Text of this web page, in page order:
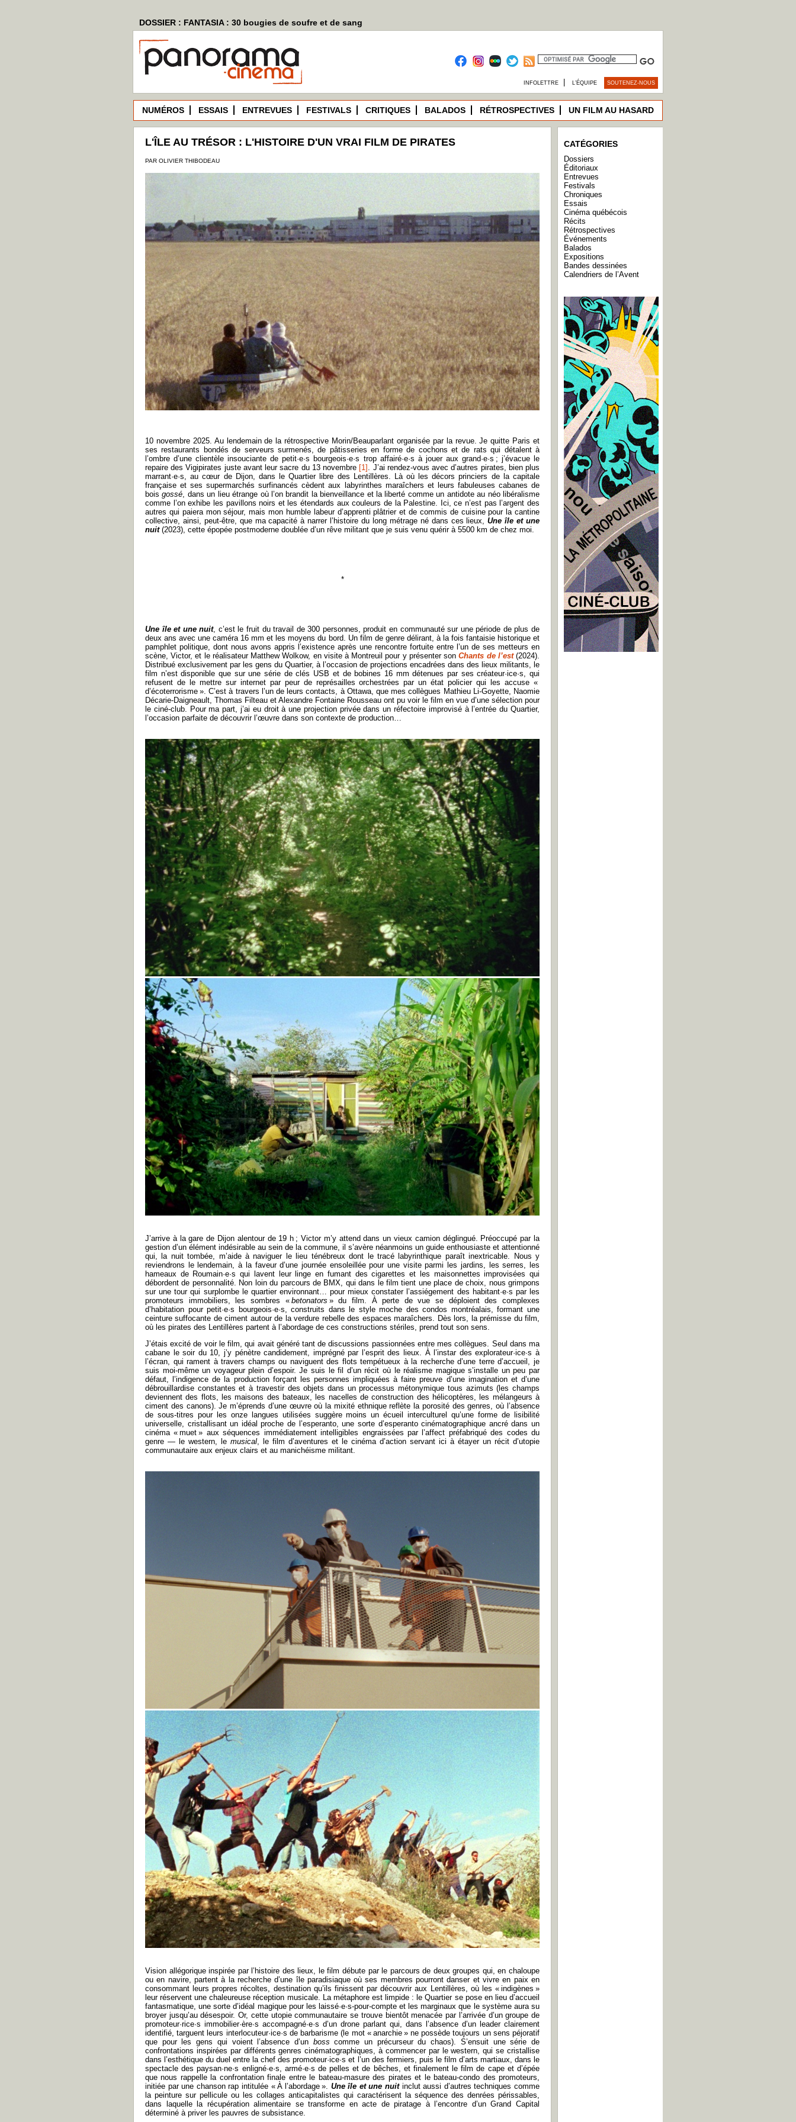
DOSSIER : FANTASIA : 30 bougies de soufre et de sang
INFOLETTRE L’ÉQUIPE SOUTENEZ-NOUS
NUMÉROS ESSAIS ENTREVUES FESTIVALS CRITIQUES BALADOS RÉTROSPECTIVES UN FILM AU HASARD
L'ÎLE AU TRÉSOR : L'HISTOIRE D'UN VRAI FILM DE PIRATES
PAR OLIVIER THIBODEAU
10 novembre 2025. Au lendemain de la rétrospective Morin/Beauparlant organisée par la revue. Je quitte Paris et
ses restaurants bondés de serveurs surmenés, de pâtisseries en forme de cochons et de rats qui détalent à
l’ombre d’une clientèle insouciante de petit·e·s bourgeois·e·s trop affairé·e·s à jouer aux grand·e·s ; j’évacue le
repaire des Vigipirates juste avant leur sacre du 13 novembre [1] . J’ai rendez-vous avec d’autres pirates, bien plus
marrant·e·s, au cœur de Dijon, dans le Quartier libre des Lentillères. Là où les décors princiers de la capitale
française et ses supermarchés surfinancés cèdent aux labyrinthes maraîchers et leurs fabuleuses cabanes de
boisgossé, dans un lieu étrange où l’on brandit la bienveillance et la liberté comme un antidote au néo libéralisme
comme l’on exhibe les pavillons noirs et les étendards aux couleurs de la Palestine. Ici, ce n’est pas l’argent des
autres qui paiera mon séjour, mais mon humble labeur d’apprenti plâtrier et de commis de cuisine pour la cantine
collective, ainsi, peut-être, que ma capacité à narrer l’histoire du long métrage né dans ces lieux,Une île et une
nuit(2023), cette épopée postmoderne doublée d’un rêve militant que je suis venu quérir à 5500 km de chez moi.
*
Une île et une nuit, c’est le fruit du travail de 300 personnes, produit en communauté sur une période de plus de
deux ans avec une caméra 16 mm et les moyens du bord. Un film de genre délirant, à la fois fantaisie historique et
pamphlet politique, dont nous avons appris l’existence après une rencontre fortuite entre l’un de ses metteurs en
scène, Victor, et le réalisateur Matthew Wolkow, en visite à Montreuil pour y présenter sonChants de l’est(2024).
Distribué exclusivement par les gens du Quartier, à l’occasion de projections encadrées dans des lieux militants, le
film n’est disponible que sur une série de clés USB et de bobines 16 mm détenues par ses créateur·ice·s, qui
refusent de le mettre sur internet par peur de représailles orchestrées par un état policier qui les accuse «
d’écoterrorisme ». C’est à travers l’un de leurs contacts, à Ottawa, que mes collègues Mathieu Li-Goyette, Naomie
Décarie-Daigneault, Thomas Filteau et Alexandre Fontaine Rousseau ont pu voir le film en vue d’une sélection pour
le ciné-club. Pour ma part, j’ai eu droit à une projection privée dans un réfectoire improvisé à l’entrée du Quartier,
l’occasion parfaite de découvrir l’œuvre dans son contexte de production…
J’arrive à la gare de Dijon alentour de 19 h ; Victor m’y attend dans un vieux camion déglingué. Préoccupé par la
gestion d’un élément indésirable au sein de la commune, il s’avère néanmoins un guide enthousiaste et attentionné
qui, la nuit tombée, m’aide à naviguer le lieu ténébreux dont le tracé labyrinthique paraît inextricable. Nous y
reviendrons le lendemain, à la faveur d’une journée ensoleillée pour une visite parmi les jardins, les serres, les
hameaux de Roumain·e·s qui lavent leur linge en fumant des cigarettes et les maisonnettes improvisées qui
débordent de personnalité. Non loin du parcours de BMX, qui dans le film tient une place de choix, nous grimpons
sur une tour qui surplombe le quartier environnant… pour mieux constater l’assiégement des habitant·e·s par les
promoteurs immobiliers, les sombres « betonators » du film. À perte de vue se déploient des complexes
d’habitation pour petit·e·s bourgeois·e·s, construits dans le style moche des condos montréalais, formant une
ceinture suffocante de ciment autour de la verdure rebelle des espaces maraîchers. Dès lors, la prémisse du film,
où les pirates des Lentillères partent à l’abordage de ces constructions stériles, prend tout son sens.
J’étais excité de voir le film, qui avait généré tant de discussions passionnées entre mes collègues. Seul dans ma
cabane le soir du 10, j’y pénètre candidement, imprégné par l’esprit des lieux. À l’instar des explorateur·ice·s à
l’écran, qui rament à travers champs ou naviguent des flots tempétueux à la recherche d’une terre d’accueil, je
suis moi-même un voyageur plein d’espoir. Je suis le fil d’un récit où le réalisme magique s’installe un peu par
défaut, l’indigence de la production forçant les personnes impliquées à faire preuve d’une imagination et d’une
débrouillardise constantes et à travestir des objets dans un processus métonymique tous azimuts (les champs
deviennent des flots, les maisons des bateaux, les nacelles de construction des hélicoptères, les mélangeurs à
ciment des canons). Je m’éprends d’une œuvre où la mixité ethnique reflète la porosité des genres, où l’absence
de sous-titres pour les onze langues utilisées suggère moins un écueil interculturel qu’une forme de lisibilité
universelle, cristallisant un idéal proche de l’esperanto, une sorte d’esperanto cinématographique ancré dans un
cinéma « muet » aux séquences immédiatement intelligibles engraissées par l’affect préfabriqué des codes du
genre — le western, le musical, le film d’aventures et le cinéma d’action servant ici à étayer un récit d’utopie
communautaire aux enjeux clairs et au manichéisme militant.
Vision allégorique inspirée par l’histoire des lieux, le film débute par le parcours de deux groupes qui, en chaloupe
ou en navire, partent à la recherche d’une île paradisiaque où ses membres pourront danser et vivre en paix en
consommant leurs propres récoltes, destination qu’ils finissent par découvrir aux Lentillères, où les « indigènes »
leur réservent une chaleureuse réception musicale. La métaphore est limpide : le Quartier se pose en lieu d’accueil
fantasmatique, une sorte d’idéal magique pour les laissé·e·s-pour-compte et les marginaux que le système aura su
broyer jusqu’au désespoir. Or, cette utopie communautaire se trouve bientôt menacée par l’arrivée d’un groupe de
promoteur·rice·s immobilier·ère·s accompagné·e·s d’un drone parlant qui, dans l’absence d’un leader clairement
identifié, targuent leurs interlocuteur·ice·s de barbarisme (le mot « anarchie » ne possède toujours un sens péjoratif
que pour les gens qui voient l’absence d’un boss comme un précurseur du chaos). S’ensuit une série de
confrontations inspirées par différents genres cinématographiques, à commencer par le western, qui se cristallise
dans l’esthétique du duel entre la chef des promoteur·ice·s et l’un des fermiers, puis le film d’arts martiaux, dans le
spectacle des paysan·ne·s enligné·e·s, armé·e·s de pelles et de bêches, et finalement le film de cape et d’épée
que nous rappelle la confrontation finale entre le bateau-masure des pirates et le bateau-condo des promoteurs,
initiée par une chanson rap intitulée « À l’abordage ». Une île et une nuitinclut aussi d’autres techniques comme
la peinture sur pellicule ou les collages anticapitalistes qui caractérisent la séquence des denrées périssables,
dans laquelle la récupération alimentaire se transforme en acte de piratage à l’encontre d’un Grand Capital
déterminé à priver les pauvres de subsistance.
CATÉGORIES
Dossiers
Éditoriaux
Entrevues
Festivals
Chroniques
Essais
Cinéma québécois
Récits
Rétrospectives
Événements
Balados
Expositions
Bandes dessinées
Calendriers de l’Avent